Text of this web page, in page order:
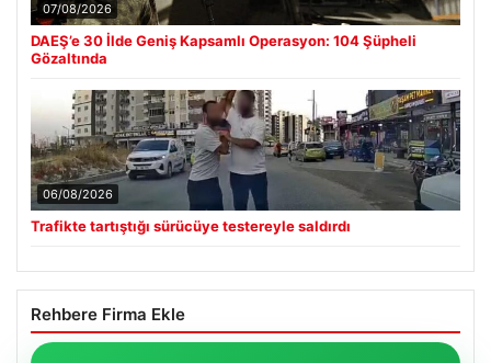
07/08/2026
DAEŞ’e 30 İlde Geniş Kapsamlı Operasyon: 104 Şüpheli
Gözaltında
06/08/2026
Trafikte tartıştığı sürücüye testereyle saldırdı
Rehbere Firma Ekle